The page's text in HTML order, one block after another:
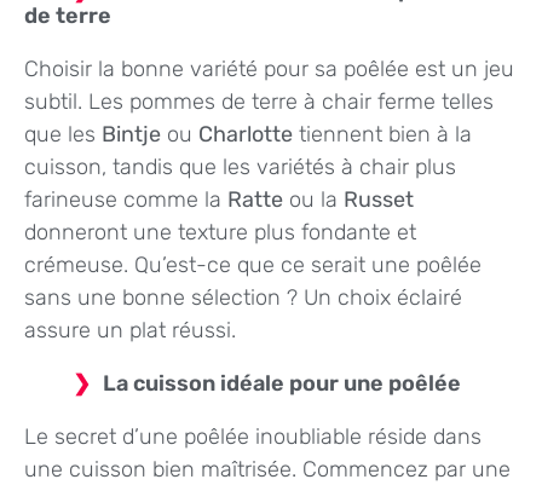
de terre
Choisir la bonne variété pour sa poêlée est un jeu
subtil. Les pommes de terre à chair ferme telles
que les Bintje ou Charlotte tiennent bien à la
cuisson, tandis que les variétés à chair plus
farineuse comme la Ratte ou la Russet
donneront une texture plus fondante et
crémeuse. Qu’est-ce que ce serait une poêlée
sans une bonne sélection ? Un choix éclairé
assure un plat réussi.
La cuisson idéale pour une poêlée
Le secret d’une poêlée inoubliable réside dans
une cuisson bien maîtrisée. Commencez par une